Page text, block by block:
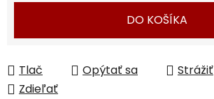
DO KOŠÍKA
Tlač Opýtať sa
Strážiť
Zdieľať